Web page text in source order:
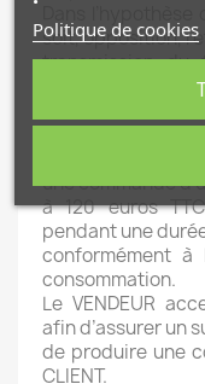
Politique de cookies
soit, opposition,
transmission du
s’avèrerait
Tout contrat
une commande
à 120 euros
pendant une
conformément
consommation.
Le VENDEUR
afin d’assurer un
de produire une
CLIENT.